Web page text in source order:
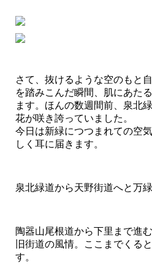
さて、抜けるような空のもと
を踏みこんだ瞬間、肌にあた
ます。ほんの数週間前、泉北
花が咲き誇っていました。
今日は新緑につつまれての空
しく耳に届きます。
泉北緑道から天野街道へと万
陶器山尾根道から下里まで進
旧街道の風情。ここまでくる
す。